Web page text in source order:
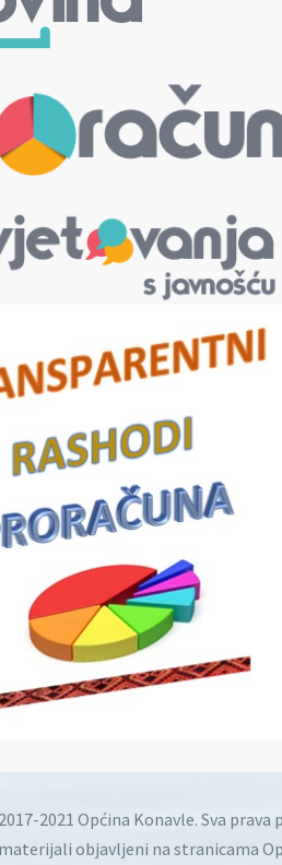
2021 Općina Konavle. Sva prava
objavljeni na stranicama